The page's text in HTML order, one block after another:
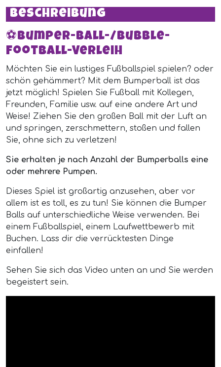
Beschreibung
⚽️Bumper-Ball-/Bubble-
Football-Verleih
Möchten Sie ein lustiges Fußballspiel spielen? oder
schön gehämmert? Mit dem Bumperball ist das
jetzt möglich! Spielen Sie Fußball mit Kollegen,
Freunden, Familie usw. auf eine andere Art und
Weise! Ziehen Sie den großen Ball mit der Luft an
und springen, zerschmettern, stoßen und fallen
Sie, ohne sich zu verletzen!
Sie erhalten je nach Anzahl der Bumperballs eine
oder mehrere Pumpen.
Dieses Spiel ist großartig anzusehen, aber vor
allem ist es toll, es zu tun! Sie können die Bumper
Balls auf unterschiedliche Weise verwenden. Bei
einem Fußballspiel, einem Laufwettbewerb mit
Buchen. Lass dir die verrücktesten Dinge
einfallen!
Sehen Sie sich das Video unten an und Sie werden
begeistert sein.